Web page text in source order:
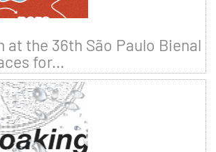
the 36th São Paulo Bienal
for...